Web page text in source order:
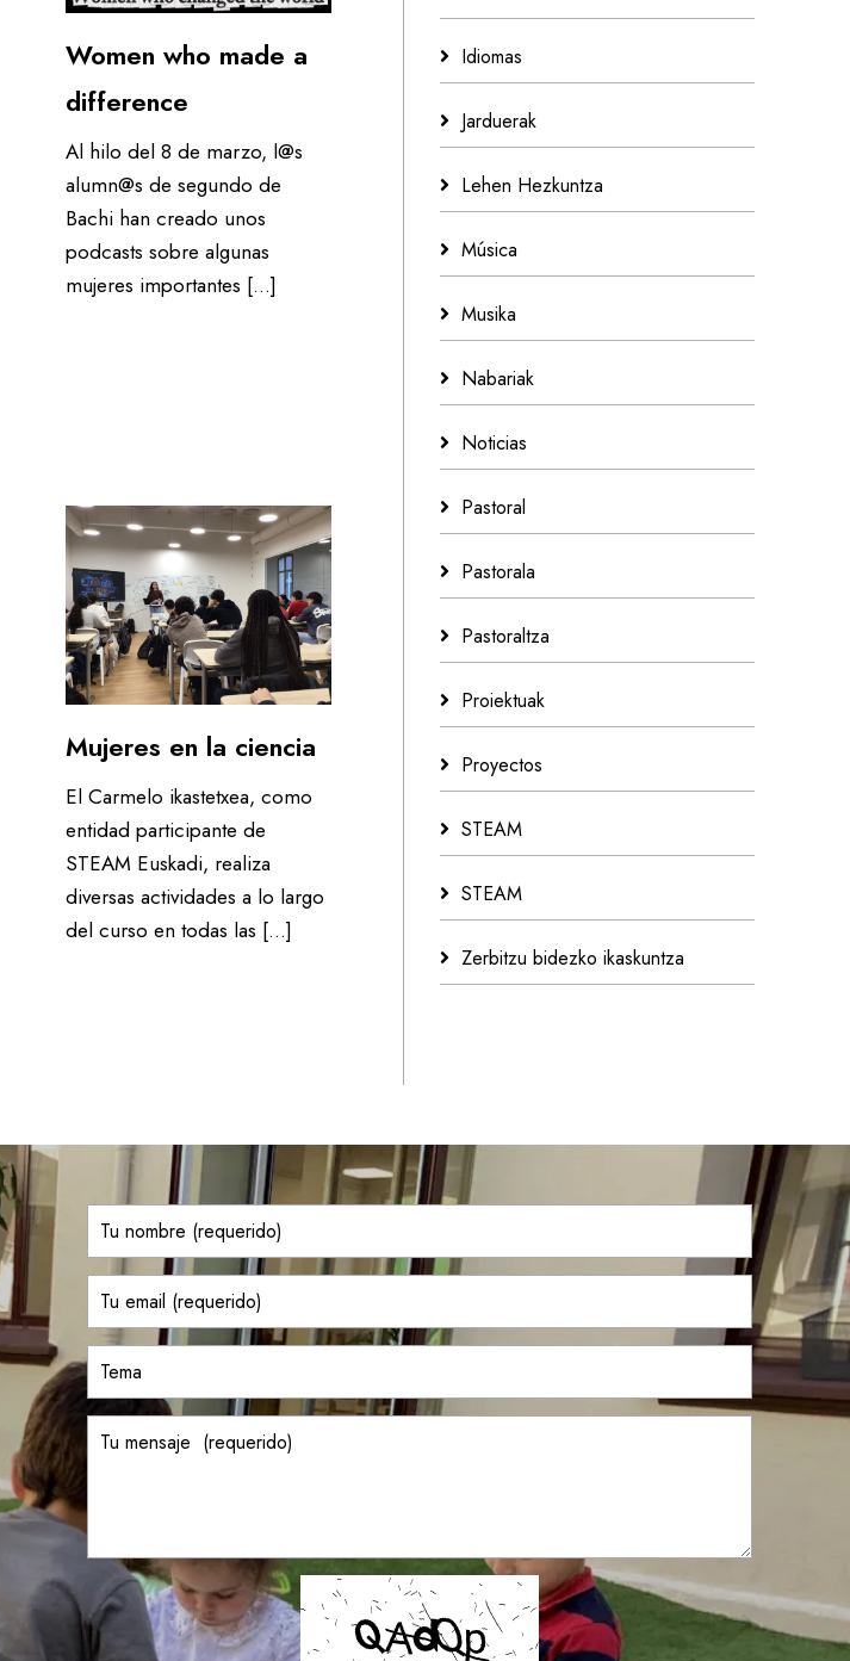
Women who made a
difference
Al hilo del 8 de marzo, l@s
alumn@s de segundo de
Bachi han creado unos
podcasts sobre algunas
mujeres importantes […]
Mujeres en la ciencia
El Carmelo ikastetxea, como
entidad participante de
STEAM Euskadi, realiza
diversas actividades a lo largo
del curso en todas las […]
Idiomas
Jarduerak
Lehen Hezkuntza
Música
Musika
Nabariak
Noticias
Pastoral
Pastorala
Pastoraltza
Proiektuak
Proyectos
STEAM
STEAM
Zerbitzu bidezko ikaskuntza